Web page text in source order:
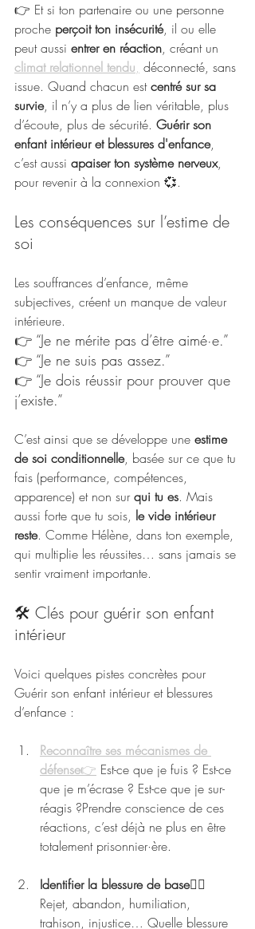
👉 Et si ton partenaire ou une personne
proche perçoit ton insécurité, il ou elle
peut aussi entrer en réaction, créant un
climat relationnel tendu, déconnecté, sans
issue. Quand chacun est centré sur sa
survie, il n’y a plus de lien véritable, plus
d’écoute, plus de sécurité. Guérir son
enfant intérieur et blessures d'enfance,
c’est aussi apaiser ton système nerveux,
pour revenir à la connexion 💞.
Les conséquences sur l’estime de
soi
Les souffrances d’enfance, même
subjectives, créent un manque de valeur
intérieure.
👉 “Je ne mérite pas d’être aimé·e.”
👉 “Je ne suis pas assez.”
👉 “Je dois réussir pour prouver que
j’existe.”
C’est ainsi que se développe une estime
de soi conditionnelle, basée sur ce que tu
fais (performance, compétences,
apparence) et non sur qui tu es. Mais
aussi forte que tu sois, le vide intérieur
reste. Comme Hélène, dans ton exemple,
qui multiplie les réussites… sans jamais se
sentir vraiment importante.
🛠️ Clés pour guérir son enfant
intérieur
Voici quelques pistes concrètes pour
Guérir son enfant intérieur et blessures
d’enfance :
Reconnaître ses mécanismes de
défense👉 Est-ce que je fuis ? Est-ce
que je m’écrase ? Est-ce que je sur-
réagis ?Prendre conscience de ces
réactions, c’est déjà ne plus en être
totalement prisonnier·ère.
Identifier la blessure de base🙍‍♂️
Rejet, abandon, humiliation,
trahison, injustice… Quelle blessure